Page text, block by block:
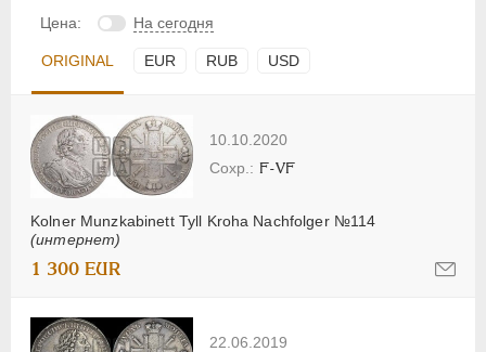
Цена: На сегодня
ORIGINAL EUR RUB USD
10.10.2020
Kolner Munzkabinett Tyll Kroha Nachfolger №114
(интернет)
F-VF
1 300 EUR
22.06.2019